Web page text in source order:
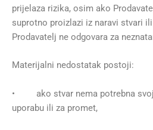
prijelaza rizika, osim ako
suprotno proizlazi iz naravi stvari
Prodavatelj ne odgovara za
Materijalni nedostatak postoji:
• ako stvar nema potrebna
uporabu ili za promet,